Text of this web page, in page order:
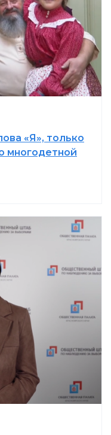
«Я», только
многодетной